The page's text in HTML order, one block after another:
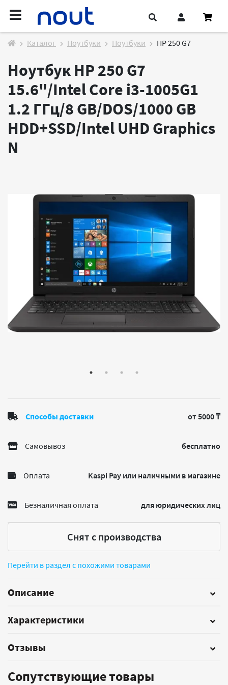
Каталог Ноутбуки Ноутбуки HP 250 G7
Ноутбук HP 250 G7
15.6"/Intel Core i3-1005G1
1.2 ГГц/8 GB/DOS/1000 GB
HDD+SSD/Intel UHD Graphics
N
Способы доставки от 5000 ₸
Самовывоз бесплатно
Оплата Kaspi Pay или наличными в магазине
Безналичная оплата для юридических лиц
Снят с производства
Перейти в раздел с похожими товарами
Описание
Характеристики
Отзывы
Сопутствующие товары